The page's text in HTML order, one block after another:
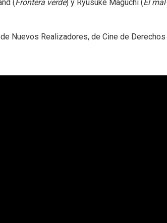
(Frontera verde) y Ryusuke Maguchi (El
Nuevos Realizadores, de Cine de Derechos